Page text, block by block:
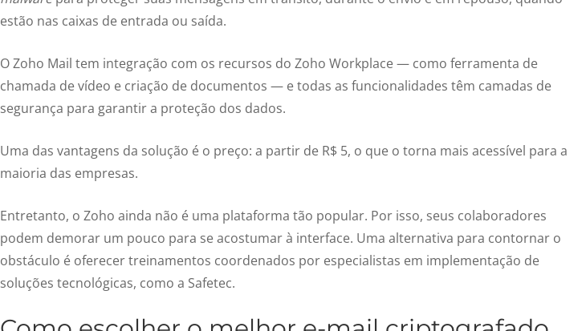
estão nas caixas de entrada ou saída.
O Zoho Mail tem integração com os recursos do Zoho Workplace — como ferramenta de
chamada de vídeo e criação de documentos — e todas as funcionalidades têm camadas de
segurança para garantir a proteção dos dados.
Uma das vantagens da solução é o preço: a partir de R$ 5, o que o torna mais acessível para a
maioria das empresas.
Entretanto, o Zoho ainda não é uma plataforma tão popular. Por isso, seus colaboradores
podem demorar um pouco para se acostumar à interface. Uma alternativa para contornar o
obstáculo é oferecer treinamentos coordenados por especialistas em implementação de
soluções tecnológicas, como a Safetec.